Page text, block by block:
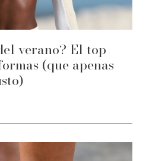
verano? El top
(que apenas